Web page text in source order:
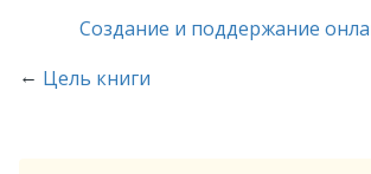
Создание и поддержание
← Цель книги